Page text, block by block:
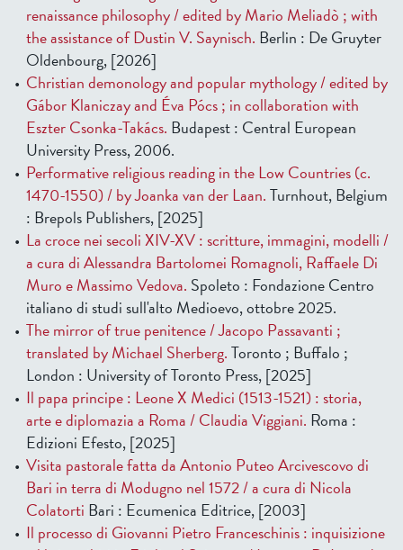
renaissance philosophy / edited by Mario Meliadò ; with
the assistance of Dustin V. Saynisch. Berlin : De Gruyter
Oldenbourg, [2026]
Christian demonology and popular mythology / edited by
Gábor Klaniczay and Éva Pócs ; in collaboration with
Eszter Csonka-Takács. Budapest : Central European
University Press, 2006.
Performative religious reading in the Low Countries (c.
1470-1550) / by Joanka van der Laan.Turnhout, Belgium
: Brepols Publishers, [2025]
La croce nei secoli XIV-XV : scritture, immagini, modelli /
a cura di Alessandra Bartolomei Romagnoli, Raffaele Di
Muro e Massimo Vedova. Spoleto : Fondazione Centro
italiano di studi sull'alto Medioevo, ottobre 2025.
The mirror of true penitence / Jacopo Passavanti ;
translated by Michael Sherberg.Toronto ; Buffalo ;
London : University of Toronto Press, [2025]
Il papa principe : Leone X Medici (1513-1521) : storia,
arte e diplomazia a Roma / Claudia Viggiani. Roma :
Edizioni Efesto, [2025]
Visita pastorale fatta da Antonio Puteo Arcivescovo di
Bari in terra di Modugno nel 1572 / a cura di Nicola
Colatorti Bari : Ecumenica Editrice, [2003]
Il processo di Giovanni Pietro Franceschinis : inquisizione